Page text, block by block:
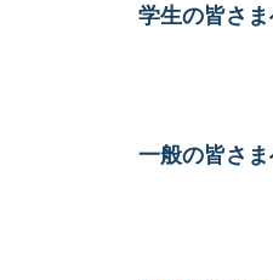
学生の皆さ
一般の皆さ